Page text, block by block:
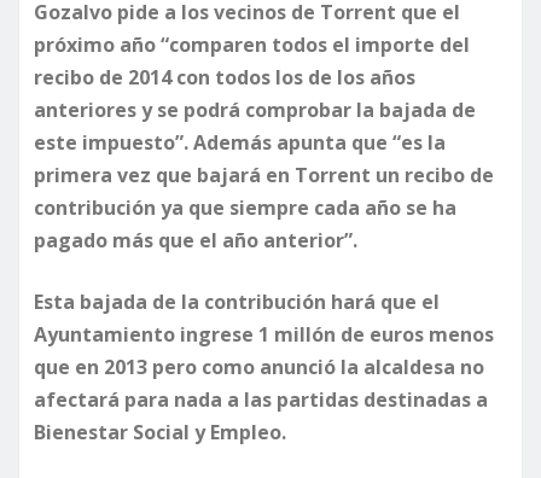
Gozalvo pide a los vecinos de Torrent que el
próximo año “comparen todos el importe del
recibo de 2014 con todos los de los años
anteriores y se podrá comprobar la bajada de
este impuesto”. Además apunta que “es la
primera vez que bajará en Torrent un recibo de
contribución ya que siempre cada año se ha
pagado más que el año anterior”.
Esta bajada de la contribución hará que el
Ayuntamiento ingrese 1 millón de euros menos
que en 2013 pero como anunció la alcaldesa no
afectará para nada a las partidas destinadas a
Bienestar Social y Empleo.